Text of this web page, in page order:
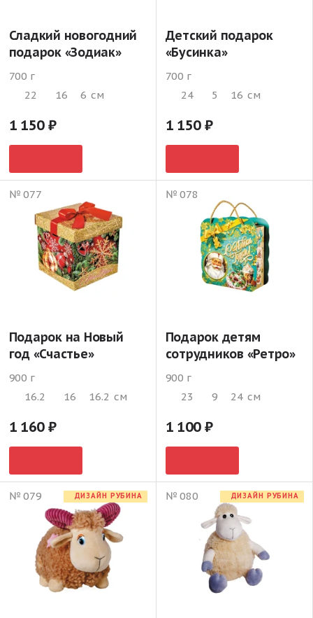
Сладкий новогодний
подарок «Зодиак»
700 г
22
16 6 см
1 150
Детский подарок
«Бусинка»
700 г
24
5 16 см
1 150
№ 077
Подарок на Новый
год «Счастье»
900 г
16.2
16 16.2 см
1 160
№ 078
Подарок детям
сотрудников «Ретро»
900 г
23
9 24 см
1 100
№ 079 ДИЗАЙН РУБИНА № 080 ДИЗАЙН РУБИНА